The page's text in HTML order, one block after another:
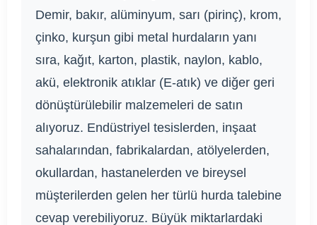
Demir, bakır, alüminyum, sarı (pirinç), krom,
çinko, kurşun gibi metal hurdaların yanı
sıra, kağıt, karton, plastik, naylon, kablo,
akü, elektronik atıklar (E-atık) ve diğer geri
dönüştürülebilir malzemeleri de satın
alıyoruz. Endüstriyel tesislerden, inşaat
sahalarından, fabrikalardan, atölyelerden,
okullardan, hastanelerden ve bireysel
müşterilerden gelen her türlü hurda talebine
cevap verebiliyoruz. Büyük miktarlardaki